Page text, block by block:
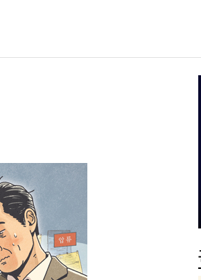
달렸다
종부세는 집값,